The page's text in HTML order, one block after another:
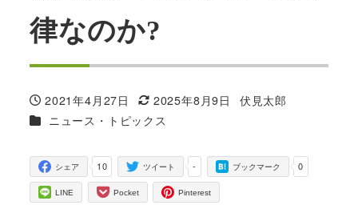
律なのか?
投稿日
2021年4月27日
更新日
2025年8月9日
著
伏見太郎
カテゴリー
ニュース・トピックス
10
シェア -
ツイート 0
ブックマーク
LINE Pocket Pinterest